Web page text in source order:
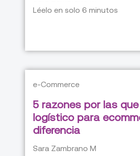
Léelo en solo6 minutos
e-Commerce
5 razones por las
logístico para
diferencia
Sara Zambrano M